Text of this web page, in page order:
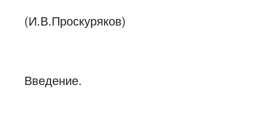
(И.В.Проскуряков)
Введение.